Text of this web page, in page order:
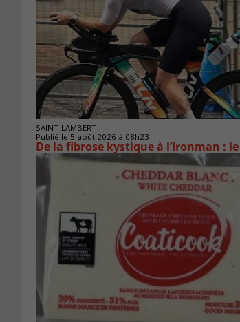
SAINT-LAMBERT
Publié le 5 août 2026 à 08h23
De la fibrose kystique à l’Ironman :